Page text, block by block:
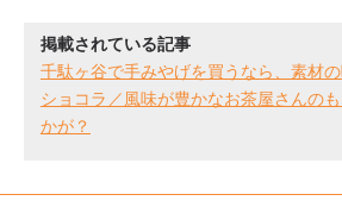
掲載されている記事
千駄ヶ谷で手みやげを買うなら、素材
ショコラ／風味が豊かなお茶屋さんの
かが？